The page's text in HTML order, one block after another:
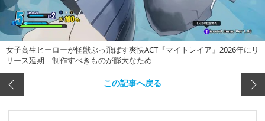
女子高生ヒーローが怪獣ぶっ飛ばす爽快ACT『マイトレイア』2026年にリ
リース延期―制作すべきものが膨大なため
この記事へ戻る